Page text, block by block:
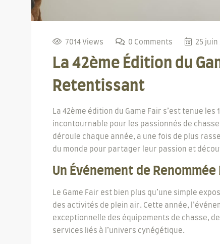
7014 Views 0 Comments 25 juin
La 42ème Édition du
Retentissant
La 42ème édition du Game Fair s’est tenue les
incontournable pour les passionnés de
déroule chaque année, a une fois de plus
du monde pour partager leur passion et
Un Événement de
Le Game Fair est bien plus qu’une simple
des activités de plein air. Cette année,
exceptionnelle des équipements de chasse,
services liés à l’univers cynégétique.